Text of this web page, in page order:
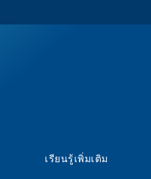
เรียนรู้เพิ่มเติม